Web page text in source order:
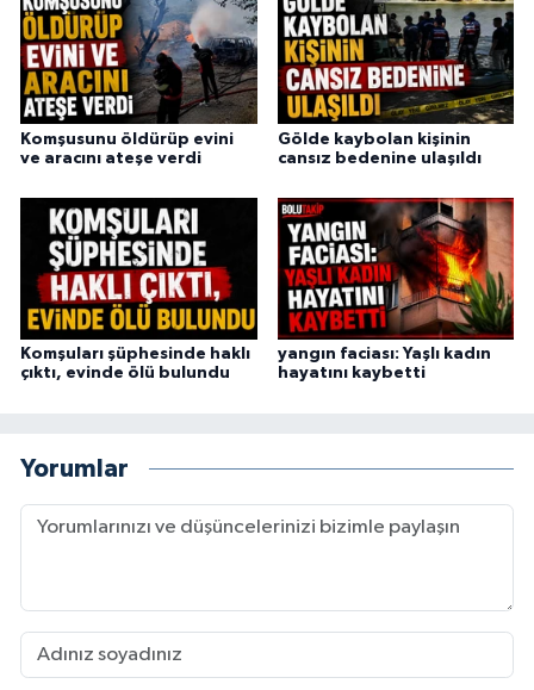
Komşusunu öldürüp evini
ve aracını ateşe verdi
Gölde kaybolan kişinin
cansız bedenine ulaşıldı
Komşuları şüphesinde haklı
çıktı, evinde ölü bulundu
yangın faciası: Yaşlı kadın
hayatını kaybetti
Yorumlar